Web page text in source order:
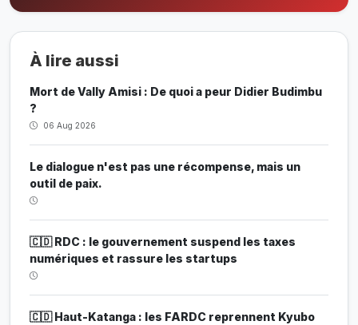
À lire aussi
Mort de Vally Amisi : De quoi a peur Didier Budimbu
?
06 Aug 2026
Le dialogue n'est pas une récompense, mais un
outil de paix.
🇨🇩 RDC : le gouvernement suspend les taxes
numériques et rassure les startups
🇨🇩 Haut-Katanga : les FARDC reprennent Kyubo